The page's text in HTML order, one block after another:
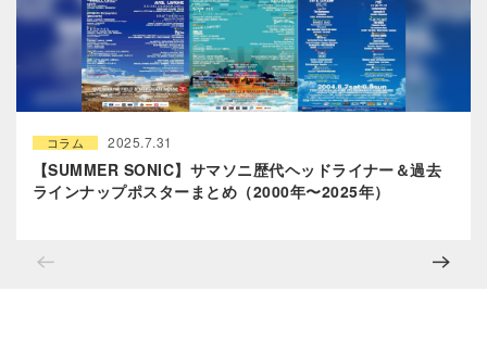
コラム 2025.7.31
【SUMMER SONIC】サマソニ歴代ヘッドライナー＆過去
ラインナップポスターまとめ（2000年〜2025年）